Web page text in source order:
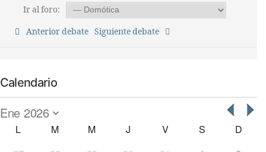
Ir al foro:
Anterior debate Siguiente debate
Calendario
L M M J V S
D